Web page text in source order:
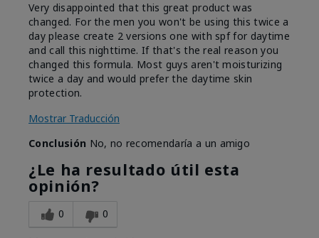
Very disappointed that this great product was
changed. For the men you won't be using this twice a
day please create 2 versions one with spf for daytime
and call this nighttime. If that's the real reason you
changed this formula. Most guys aren't moisturizing
twice a day and would prefer the daytime skin
protection.
Mostrar Traducción
Conclusión No, no recomendaría a un amigo
¿Le ha resultado útil esta
opinión?
0 0